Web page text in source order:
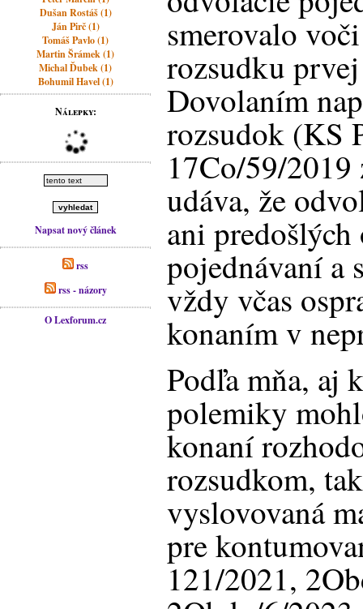
Dušan Rostáš (1)
Ján Pirč (1)
Tomáš Pavlo (1)
Martin Šrámek (1)
Michal Ďubek (1)
Bohumil Havel (1)
Nálepky:
Napsat nový článek
rss
rss - názory
O Lexforum.cz
smerovalo
rozsudku
Dovolaním
rozsudok (KS
17Co/59/
udáva, že
ani
pojednávaní a
vždy včas
konaním v
Podľa mňa, aj
polemiky
konaní
rozsudkom,
vyslovovaná
pre
121/2021,